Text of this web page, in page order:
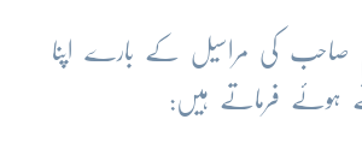
صاحب کی مراسیل کے بارے اپنا
ہوئے فرماتے ہیں: